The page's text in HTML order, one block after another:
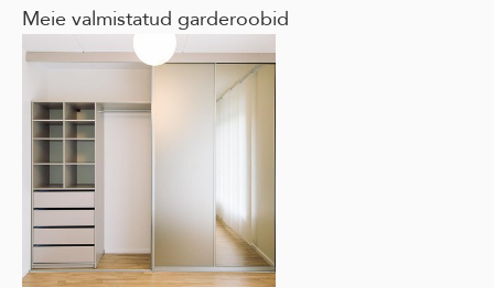
Meie valmistatud garderoobid